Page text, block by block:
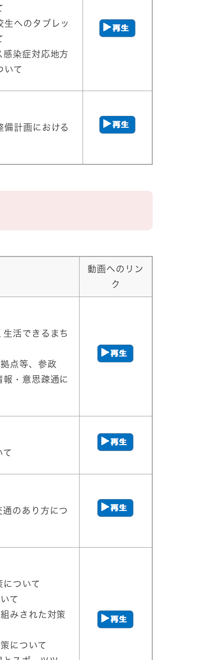
生へのタブレッ
感染症対応地方
いて
備計画における
動画へのリン
ク
生活できるまち
点等、参政
・意思疎通に
て
のあり方につ
について
て
みされた対策
について